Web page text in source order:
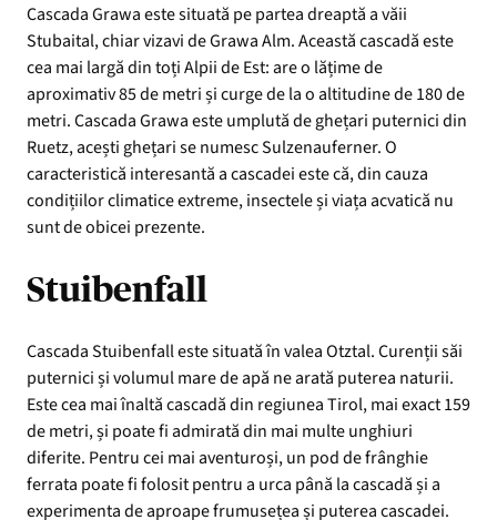
Cascada Grawa este situată pe partea dreaptă a văii
Stubaital, chiar vizavi de Grawa Alm. Această cascadă este
cea mai largă din toți Alpii de Est: are o lățime de
aproximativ 85 de metri și curge de la o altitudine de 180 de
metri. Cascada Grawa este umplută de ghețari puternici din
Ruetz, acești ghețari se numesc Sulzenauferner. O
caracteristică interesantă a cascadei este că, din cauza
condițiilor climatice extreme, insectele și viața acvatică nu
sunt de obicei prezente.
Stuibenfall
Cascada Stuibenfall este situată în valea Otztal. Curenții săi
puternici și volumul mare de apă ne arată puterea naturii.
Este cea mai înaltă cascadă din regiunea Tirol, mai exact 159
de metri, și poate fi admirată din mai multe unghiuri
diferite. Pentru cei mai aventuroși, un pod de frânghie
ferrata poate fi folosit pentru a urca până la cascadă și a
experimenta de aproape frumusețea și puterea cascadei.